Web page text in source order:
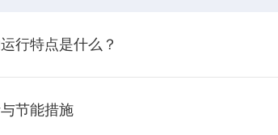
行特点是什么？
节能措施